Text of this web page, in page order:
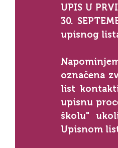
UPIS U
30.
upisnog
označena
list
upisnu
školu"
Upisnom